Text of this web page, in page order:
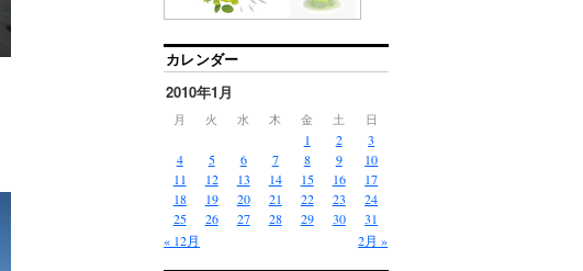
カレンダー
2010年1月
月 火 水 木 金 土 日
« 12月 2月 »
1 2
3
4
5 6 7 8 9
10
11
12 13 14 15 16
17
18
19 20 21 22 23
24
25
26 27 28 29 30 31